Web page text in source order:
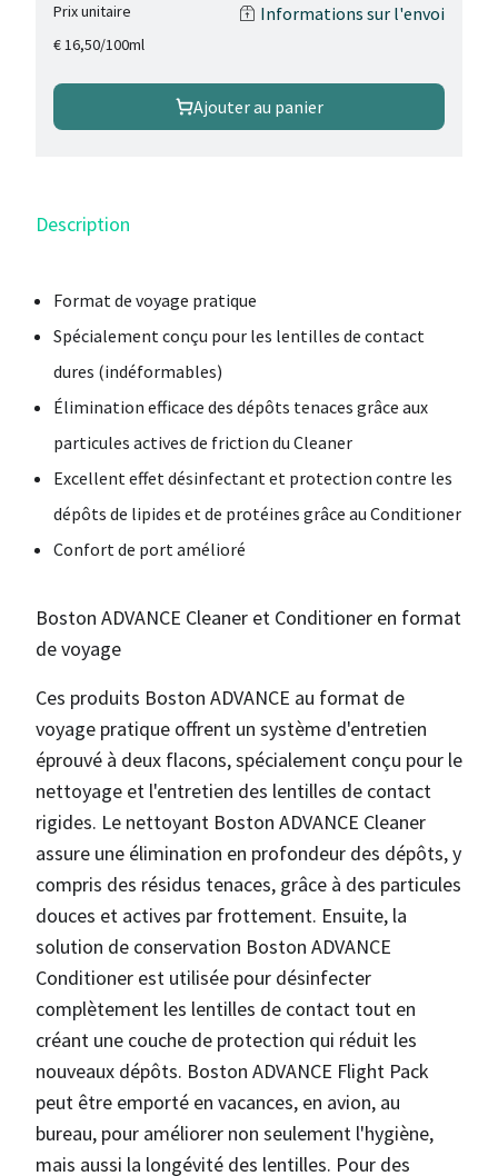
Prix unitaire
€ 16,50/100ml
Informations sur l'envoi
Ajouter au panier
Description
Format de voyage pratique
Spécialement conçu pour les lentilles de contact
dures (indéformables)
Élimination efficace des dépôts tenaces grâce aux
particules actives de friction du Cleaner
Excellent effet désinfectant et protection contre les
dépôts de lipides et de protéines grâce au Conditioner
Confort de port amélioré
Boston ADVANCE Cleaner et Conditioner en format
de voyage
Ces produits Boston ADVANCE au format de
voyage pratique offrent un système d'entretien
éprouvé à deux flacons, spécialement conçu pour le
nettoyage et l'entretien des lentilles de contact
rigides. Le nettoyant Boston ADVANCE Cleaner
assure une élimination en profondeur des dépôts, y
compris des résidus tenaces, grâce à des particules
douces et actives par frottement. Ensuite, la
solution de conservation Boston ADVANCE
Conditioner est utilisée pour désinfecter
complètement les lentilles de contact tout en
créant une couche de protection qui réduit les
nouveaux dépôts. Boston ADVANCE Flight Pack
peut être emporté en vacances, en avion, au
bureau, pour améliorer non seulement l'hygiène,
mais aussi la longévité des lentilles. Pour des